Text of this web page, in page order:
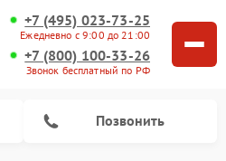
+7 (495) 023-73-25
Ежедневно с 9:00 до 21:00
+7 (800) 100-33-26
Звонок бесплатный по РФ
Позвонить